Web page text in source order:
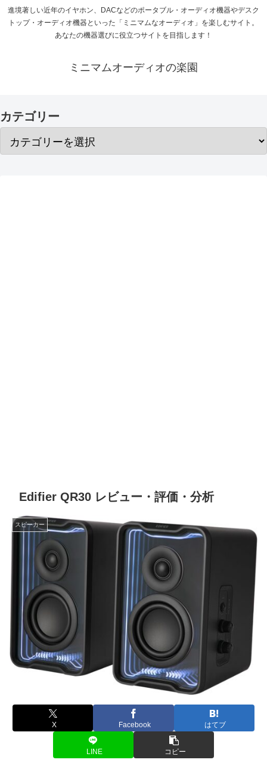
進境著しい近年のイヤホン、DACなどのポータブル・オーディオ機器やデスク
トップ・オーディオ機器といった「ミニマムなオーディオ」を楽しむサイト。
あなたの機器選びに役立つサイトを目指します！
ミニマムオーディオの楽園
カテゴリー
Edifier QR30 レビュー・評価・分析
スピーカー
X Facebook はてブ
LINE コピー